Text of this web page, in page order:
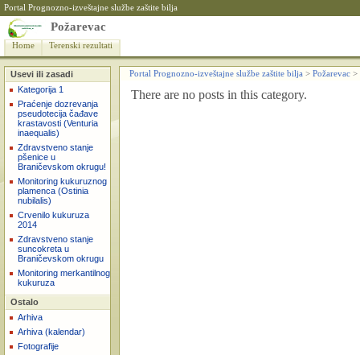
Portal Prognozno-izveštajne službe zaštite bilja
Požarevac
Home Terenski rezultati
Usevi ili zasadi
Kategorija 1
Praćenje dozrevanja
pseudotecija čađave
krastavosti (Venturia
inaequalis)
Zdravstveno stanje
pšenice u
Braničevskom okrugu!
Monitoring kukuruznog
plamenca (Ostinia
nubilalis)
Crvenilo kukuruza
2014
Zdravstveno stanje
suncokreta u
Braničevskom okrugu
Monitoring merkantilnog
kukuruza
Ostalo
Arhiva
Arhiva (kalendar)
Fotografije
Portal Prognozno-izveštajne službe zaštite bilja > Požarevac >
There are no posts in this category.